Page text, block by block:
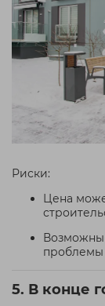
Риски:
Цена
Возможны
проблемы
5. В конце